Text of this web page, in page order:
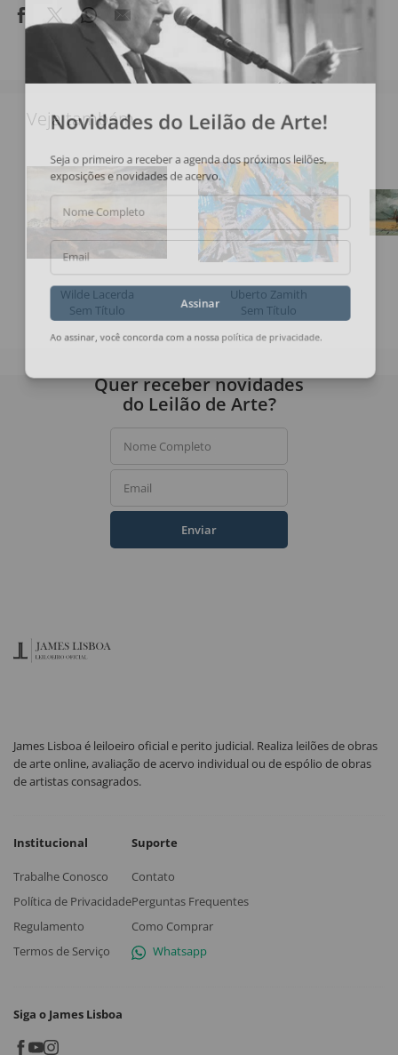
Veja também
Wilde Lacerda
Sem Título
Uberto Zamith
Sem Título
Novidades do Leilão de Arte!
Seja o primeiro a receber a agenda dos próximos leilões,
exposições e novidades de acervo.
Nome Completo
Email
Quer receber novidades
do Leilão de Arte?
Nome Completo
Email
Enviar
James Lisboa é leiloeiro oficial e perito judicial. Realiza leilões de obras
de arte online, avaliação de acervo individual ou de espólio de obras
de artistas consagrados.
Institucional
Trabalhe Conosco
Política de Privacidade
Regulamento
Termos de Serviço
Suporte
Contato
Perguntas Frequentes
Como Comprar
Whatsapp
Siga o James Lisboa